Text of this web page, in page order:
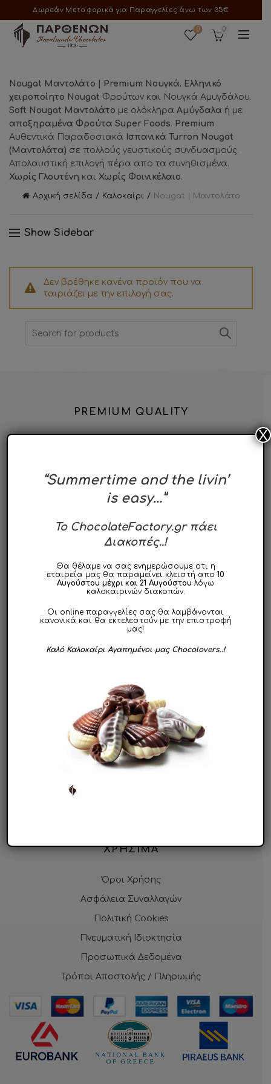
Δωρεάν Μεταφορικά για Παραγγελίες άνω των 35€
0 0
Nougat Μαντολάτο | Premium Νουγκά. Ελληνικό
χειροποίητο Nougat Φρούτων και Νουγκά Αμυγδάλου.
Soft Nougat Μαντολάτο με ολόκληρα Aμύγδαλα ή με
αποξηραμένα Φρούτα Super Foods. Premium
Αυθεντικά Παραδοσιακά
Ισπανικά Turrοn Nougat
(Μαντολάτα) σε πολλούς γευστικούς συνδυασμούς.
Απολαυστική επιλογή πέρα απο τα συνηθισμένα.
Χωρίς Γλουτένη και Χωρίς Φοινικέλαιο.
Αρχική σελίδα Καλοκαίρι Nougat | Μαντολάτο
Show Sidebar
Δεν βρέθηκε κανένα προϊόν που να
ταιριάζει με την επιλογή σας.
PREMIUM QUALITY
ΠΟΙΟΙ ΕΙΜΑΣΤΕ
Χονδρική
Ποιότητα | Πιστοποίηση ISO
Events & Festivals
Ιστορικό Παραγγελιών
ΧΡΗΣΙΜΑ
Όροι Χρήσης
Ασφάλεια Συναλλαγών
Πολιτική Cookies
Πνευματική Ιδιοκτησία
Προσωπικά Δεδομένα
Τρόποι Αποστολής / Πληρωμής
“Summertime and the livin’
is easy…”
To ChocolateFactory.gr πάει
Διακοπές..!
Θα θέλαμε να σας ενημερώσουμε οτι η
εταιρεία μας θα παραμείνει κλειστή απο 10
Αυγούστου μέχρι και 21 Αυγούστου λόγω
καλοκαιρινών διακοπών.
Οι online παραγγελίες σας θα λαμβάνονται
κανονικά και θα εκτελεστούν με την επιστροφή
μας!
Καλό Καλοκαίρι Αγαπημένοι μας Chocolovers..!
X